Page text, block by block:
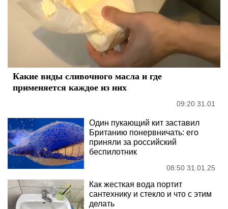
Какие виды сливочного масла и где
применяется каждое из них
09:20 31.01
Один пукающий кит заставил
Британию понервничать: его
приняли за российский
беспилотник
08:50 31.01.25
Как жесткая вода портит
сантехнику и стекло и что с этим
делать